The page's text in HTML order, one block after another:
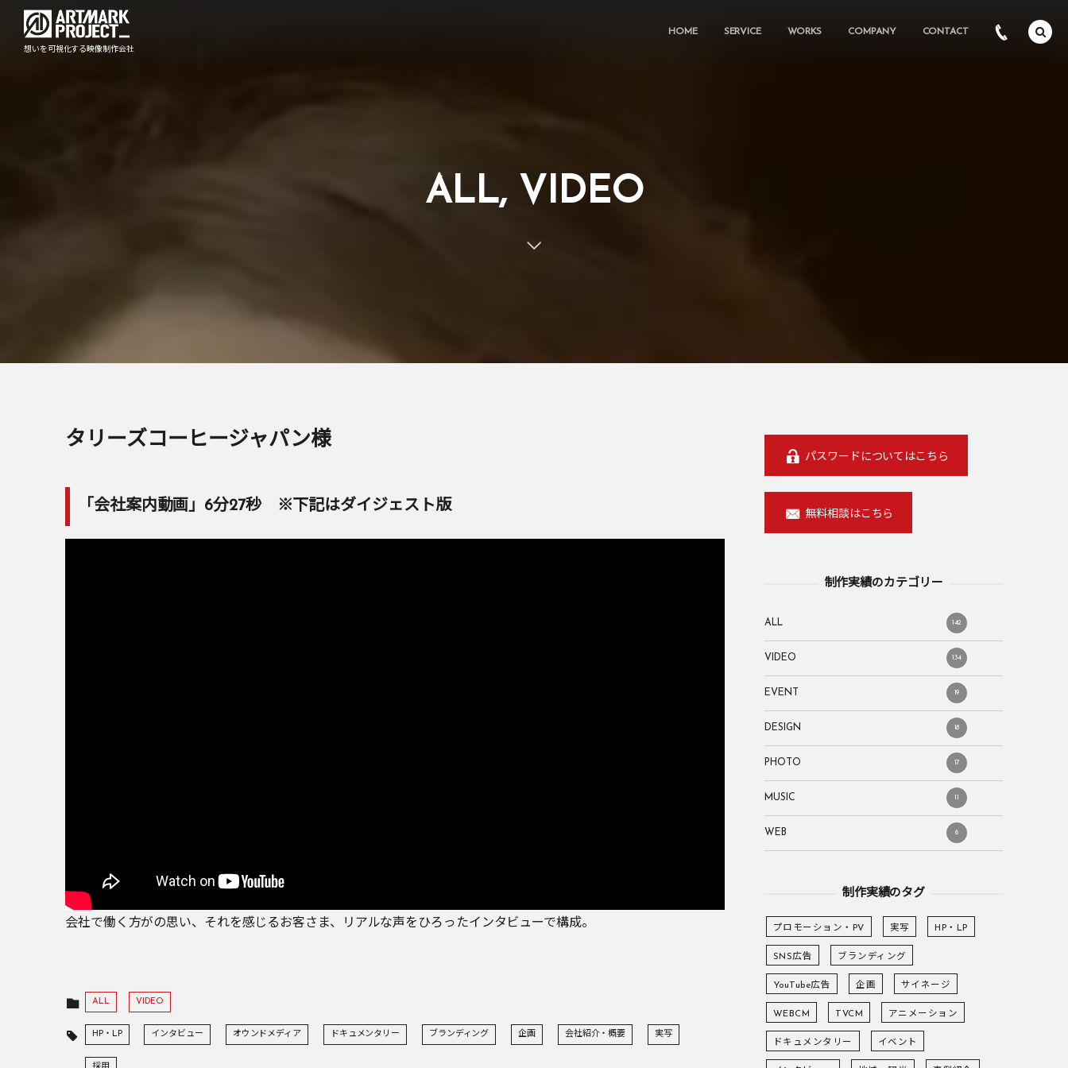
想いを可視化する映像制作会社
HOME SERVICE WORKS COMPANY CONTACT
ALL, VIDEO
タリーズコーヒージャパン様
「会社案内動画」6分27秒 ※下記はダイジェスト版
会社で働く方がの思い、それを感じるお客さま、リアルな声をひろったインタビューで構成。
ALL VIDEO
HP・LP インタビュー オウンドメディア ドキュメンタリー ブランディング 企画 会社紹介・概要 実写
パスワードについてはこちら
無料相談はこちら
制作実績のカテゴリー
ALL 142
VIDEO 134
EVENT 19
DESIGN 18
PHOTO 17
MUSIC 11
WEB 6
制作実績のタグ
プロモーション・PV 実写 HP・LP
SNS広告 ブランディング
YouTube広告 企画 サイネージ
WEBCM TVCM アニメーション
ドキュメンタリー イベント